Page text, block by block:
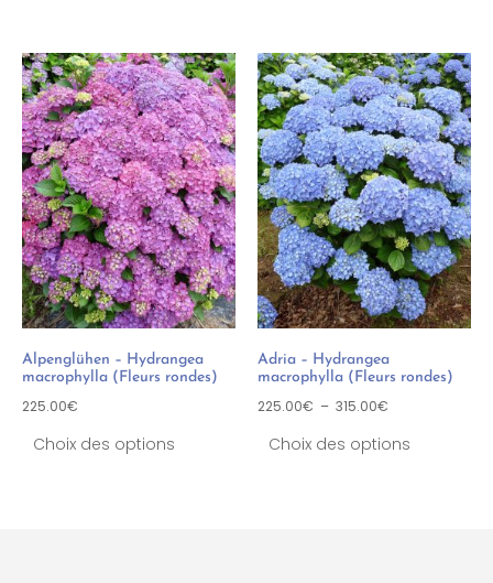
Alpenglühen – Hydrangea
macrophylla (Fleurs rondes)
225.00€
Choix des options
Adria – Hydrangea
macrophylla (Fleurs rondes)
225.00€ – 315.00€
Choix des options